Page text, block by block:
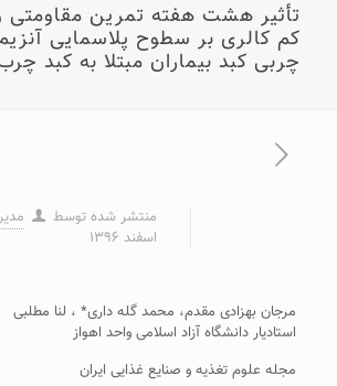
تأثیر هشت هفته تمرین مقاومتی
کم کالری بر سطوح پلاسمایی
چربی کبد بیماران مبتلا به کبد
منتشر شده توسط
اسفند ۱۳۹۶
مرجان بهزادی مقدم، محمد گله داری* ، لنا مطلبی
استادیار دانشگاه آزاد اسلامی واحد اهواز
مجله علوم تغذیه و صنایع غذایی ایران